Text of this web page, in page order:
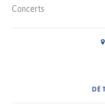
Concerts